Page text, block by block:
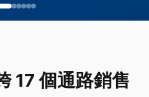
17 個通路銷售